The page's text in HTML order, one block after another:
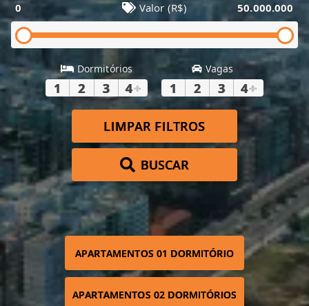
0 Valor (R$) 50.000.000
Dormitórios
1 2 3 4+
Vagas
1 2 3 4+
LIMPAR FILTROS
BUSCAR
APARTAMENTOS 01 DORMITÓRIO
APARTAMENTOS 02 DORMITÓRIOS